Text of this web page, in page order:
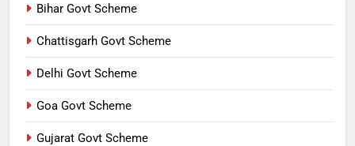
Bihar Govt Scheme
Chattisgarh Govt Scheme
Delhi Govt Scheme
Goa Govt Scheme
Gujarat Govt Scheme